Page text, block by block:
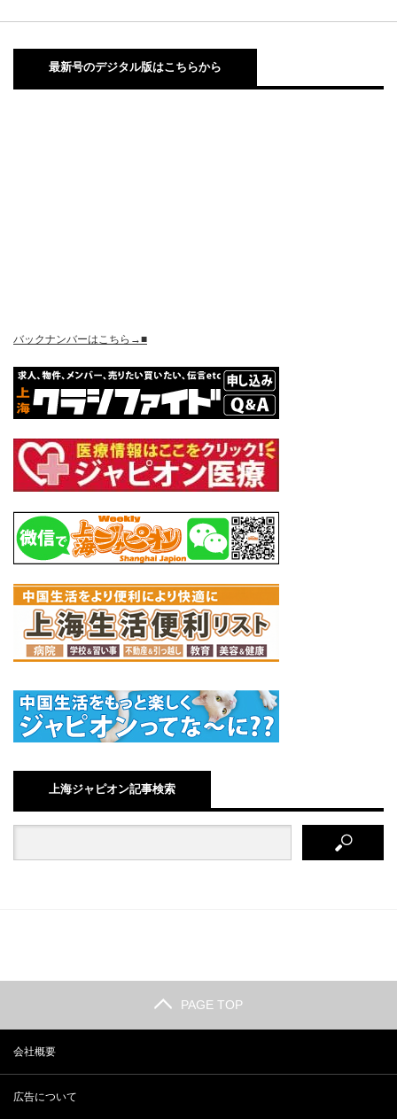
最新号のデジタル版はこちらから
バックナンバーはこちら→■
上海ジャピオン記事検索
PAGE TOP
会社概要
広告について